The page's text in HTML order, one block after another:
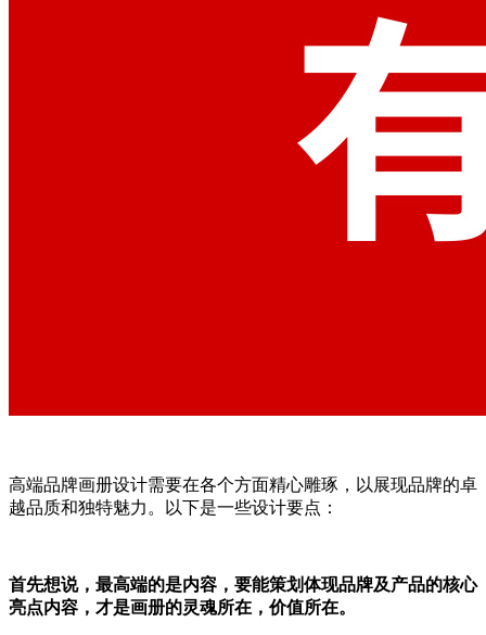
高端品牌画册设计需要在各个方面精心雕琢，以展现品牌的卓
越品质和独特魅力。以下是一些设计要点：
首先想说，最高端的是内容，要能策划体现品牌及产品的核心
亮点内容，才是画册的灵魂所在，价值所在。